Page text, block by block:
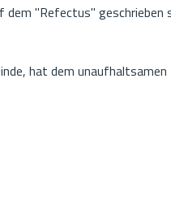
dem "Refectus"
hat dem